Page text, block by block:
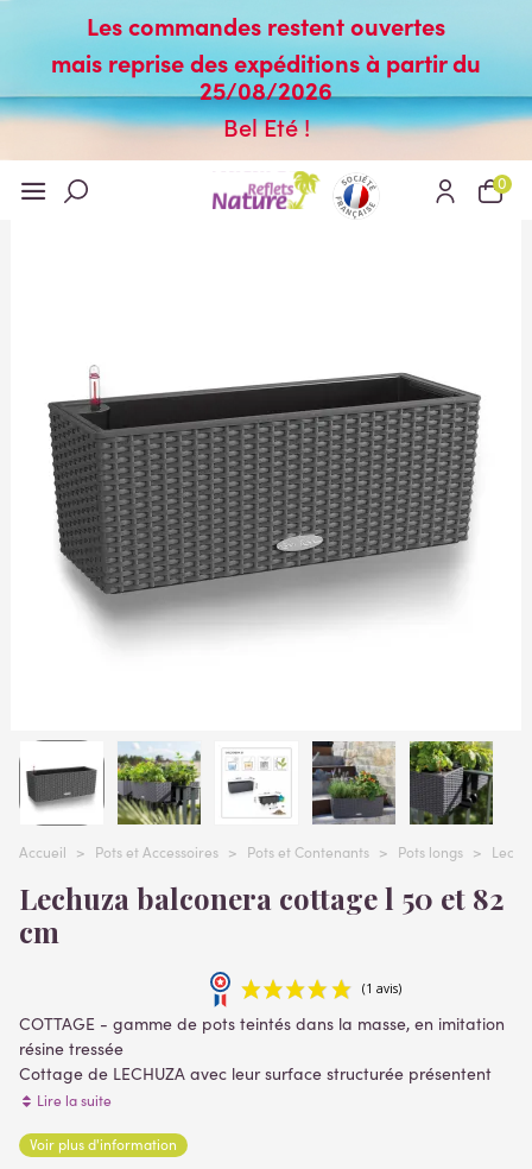
Les commandes restent ouvertes
mais reprise des expéditions à partir du
25/08/2026
Bel Eté !
0
Accueil > Pots et Accessoires > Pots et Contenants > Pots longs >
Lechuza balconera cottage l 50 et 82
cm
COTTAGE - gamme de pots teintés dans la masse, en imitation
résine tressée
Cottage de LECHUZA avec leur surface structurée présentent
tous les avantages propres aux pots LECHUZA : ils sont légers,
Lire la suite
Voir plus d'information